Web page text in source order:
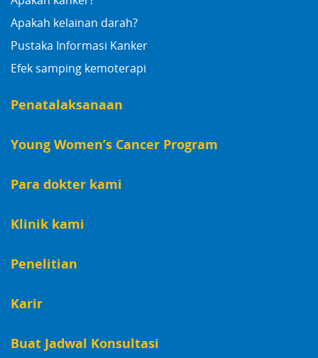
Apakah kelainan darah?
Pustaka Informasi Kanker
Efek samping kemoterapi
Penatalaksanaan
Young Women’s Cancer Program
Para dokter kami
Klinik kami
Penelitian
Karir
Buat Jadwal Konsultasi